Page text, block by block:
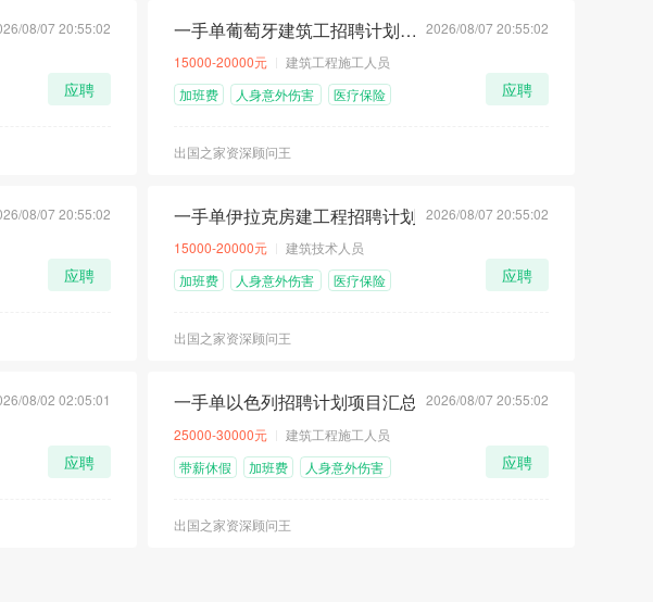
08/07 20:55:02
顶 荐
急
应聘
2026/08/07 20:55:02
一手单葡萄牙建筑工招聘计划（D1工作签证） 顶 荐
急
15000-20000元
建筑工程施工人员
应聘
加班费
人身意外伤害
医疗保险
出国之家资深顾问王
08/07 20:55:02
顶 荐
急
应聘
2026/08/07 20:55:02
一手单伊拉克房建工程招聘计划 顶 荐
急
15000-20000元
建筑技术人员
应聘
加班费
人身意外伤害
医疗保险
出国之家资深顾问王
08/02 02:05:01
顶 荐
急
应聘
2026/08/07 20:55:02
一手单以色列招聘计划项目汇总 荐
急
25000-30000元
建筑工程施工人员
应聘
带薪休假 加班费
人身意外伤害
出国之家资深顾问王